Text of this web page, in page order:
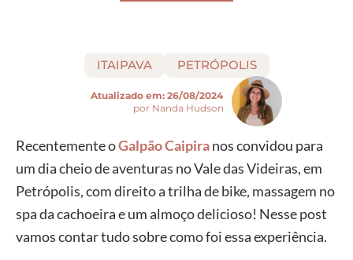
ITAIPAVA PETRÓPOLIS
Atualizado em: 26/08/2024
por Nanda Hudson
Recentemente oGalpão Caipiranos convidou para
um dia cheio de aventuras no Vale das Videiras, em
Petrópolis, com direito a trilha de bike, massagem no
spa da cachoeira e um almoço delicioso! Nesse post
vamos contar tudo sobre como foi essa experiência.